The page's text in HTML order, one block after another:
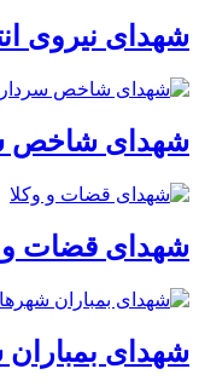
شهدای نیروی
شهدای شاخص
شهدای قضات و
شهدای بمباران